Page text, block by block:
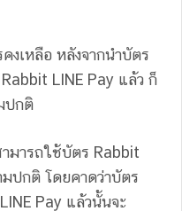
งเหลือ หลังจากนำบัตร
LINE Pay แล้ว ก็
ปกติ
มารถใช้บัตร Rabbit
ปกติ โดยคาดว่าบัตร
Pay แล้วนั้นจะ